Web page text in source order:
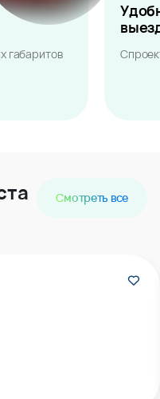
габаритов
Смотреть все